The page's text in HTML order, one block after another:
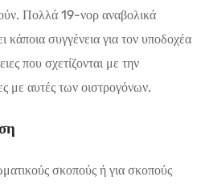
Πολλά 19-νορ αναβολικά
κάποια συγγένεια για τον υποδοχέα
που σχετίζονται με την
με αυτές των οιστρογόνων.
σκοπούς ή για σκοπούς